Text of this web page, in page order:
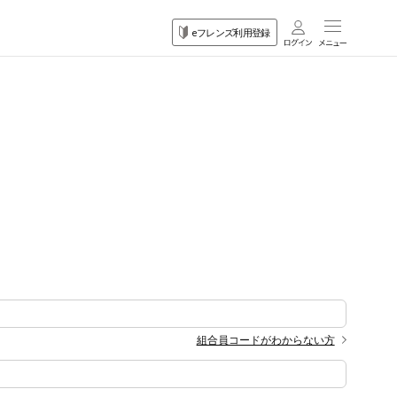
eフレンズ利用登録
組合員コードがわからない方